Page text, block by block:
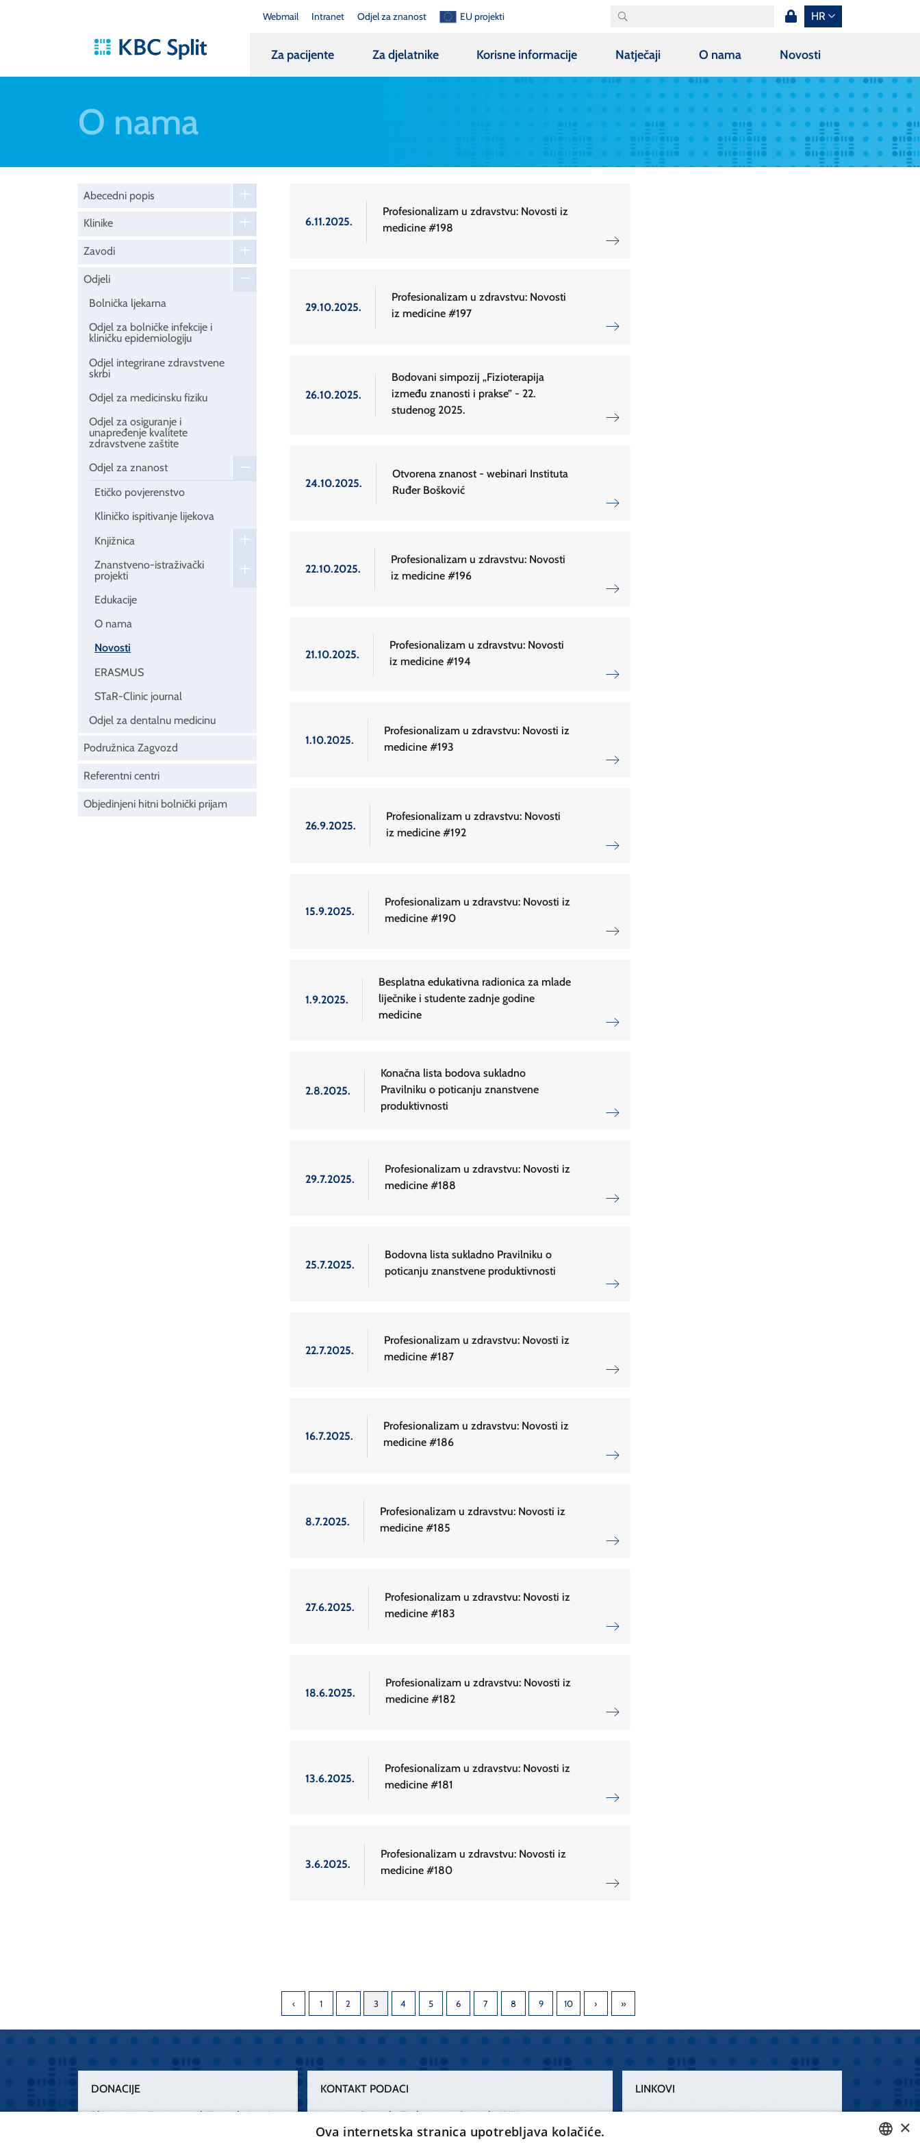
Webmail Intranet Odjel za znanost EU projekti HR
Za pacijente Za djelatnike Korisne informacije Natječaji O nama Novosti
O nama
Abecedni popis
Klinike
Zavodi
Odjeli
Bolnička ljekarna
Odjel za bolničke infekcije i
kliničku epidemiologiju
Odjel integrirane zdravstvene
skrbi
Odjel za medicinsku fiziku
Odjel za osiguranje i
unapređenje kvalitete
zdravstvene zaštite
Odjel za znanost
Etičko povjerenstvo
Kliničko ispitivanje lijekova
Knjižnica
Znanstveno-istraživački
projekti
Edukacije
O nama
Novosti
ERASMUS
STaR-Clinic journal
Odjel za dentalnu medicinu
Podružnica Zagvozd
Referentni centri
Objedinjeni hitni bolnički prijam
6.11.2025.
Profesionalizam u zdravstvu: Novosti iz
medicine #198
29.10.2025.
Profesionalizam u zdravstvu: Novosti
iz medicine #197
26.10.2025.
Bodovani simpozij „Fizioterapija
između znanosti i prakse” - 22.
studenog 2025.
24.10.2025.
Otvorena znanost - webinari Instituta
Ruđer Bošković
22.10.2025.
Profesionalizam u zdravstvu: Novosti
iz medicine #196
21.10.2025.
Profesionalizam u zdravstvu: Novosti
iz medicine #194
1.10.2025.
Profesionalizam u zdravstvu: Novosti iz
medicine #193
26.9.2025.
Profesionalizam u zdravstvu: Novosti
iz medicine #192
15.9.2025.
Profesionalizam u zdravstvu: Novosti iz
medicine #190
1.9.2025.
Besplatna edukativna radionica za mlade
liječnike i studente zadnje godine
medicine
2.8.2025.
Konačna lista bodova sukladno
Pravilniku o poticanju znanstvene
produktivnosti
29.7.2025.
Profesionalizam u zdravstvu: Novosti iz
medicine #188
25.7.2025.
Bodovna lista sukladno Pravilniku o
poticanju znanstvene produktivnosti
22.7.2025.
Profesionalizam u zdravstvu: Novosti iz
medicine #187
16.7.2025.
Profesionalizam u zdravstvu: Novosti iz
medicine #186
8.7.2025.
Profesionalizam u zdravstvu: Novosti iz
medicine #185
27.6.2025.
Profesionalizam u zdravstvu: Novosti iz
medicine #183
18.6.2025.
Profesionalizam u zdravstvu: Novosti iz
medicine #182
13.6.2025.
Profesionalizam u zdravstvu: Novosti iz
medicine #181
3.6.2025.
Profesionalizam u zdravstvu: Novosti iz
medicine #180
1 2 3 4 5 6 7 8 9 10
DONACIJE
Plemenitim činom nesebičnog darivanja
KONTAKT PODACI
Centrala Firule
021 556 111
Centrala Križine
021 557 111
LINKOVI
×
Ova internetska stranica upotrebljava kolačiće.